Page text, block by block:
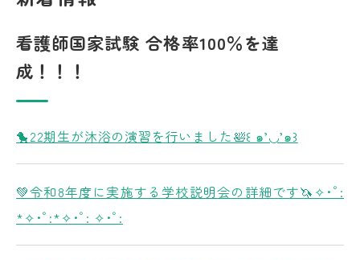
看護師国家試験 合格率100％を達
成！！！
🐤22期生が沐浴の演習を行いました🛀꒰ ๑’◡’๑꒱
💚令和8年度に実施する学校説明会の詳細です🦄✧･ﾟ:
*✧･ﾟ:*✧･ﾟ: ✧･ﾟ: